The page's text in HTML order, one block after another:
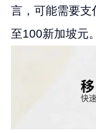
言，可能需要支
至100新加坡元。